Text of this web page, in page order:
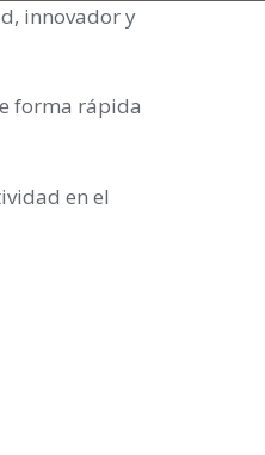
innovador y
forma rápida
en el